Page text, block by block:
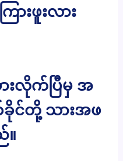
ားဖူးလား
ားလိုက်ပြီမှ အ
ခိုင်တို့ သားအဖ